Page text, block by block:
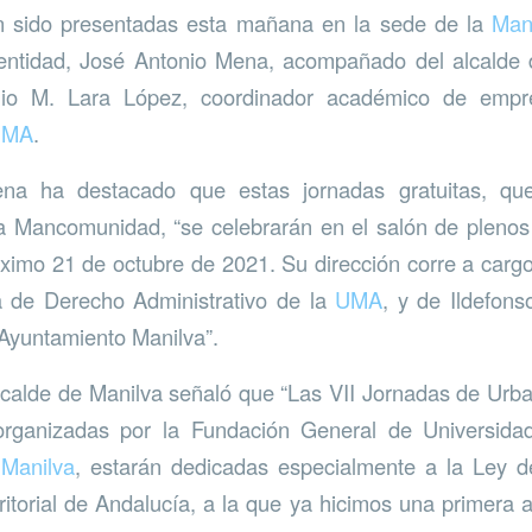
sido presentadas esta mañana en la sede de la
José Antonio Mena, acompañado del alcalde
M. Lara López, coordinador académico de
.
ha destacado que estas jornadas gratuitas,
Mancomunidad, “se celebrarán en el salón de
21 de octubre de 2021. Su dirección corre a
de Derecho Administrativo de la UMA, y de
Manilva”.
de Manilva señaló que “Las VII Jornadas de
por la Fundación General de
, estarán dedicadas especialmente a la Ley
de Andalucía, a la que ya hicimos una primera